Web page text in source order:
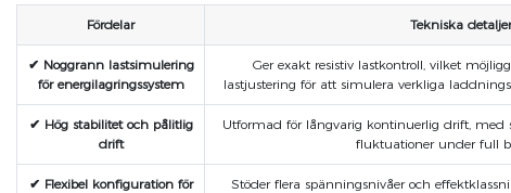
Fördelar Tekniska detaljer
✔ Noggrann lastsimulering
för energilagringssystem
Ger exakt resistiv lastkontroll, vilket
lastjustering för att simulera verkliga
✔ Hög stabilitet och pålitlig
drift
Utformad för långvarig kontinuerlig drift,
fluktuationer under full
✔ Flexibel konfiguration för
Stöder flera spänningsnivåer och